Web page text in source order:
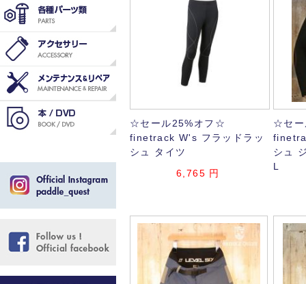
☆セール25%オフ☆
finetrack W's フラッドラッ
シュ タイツ
6,765 円
☆セ
シュ
L